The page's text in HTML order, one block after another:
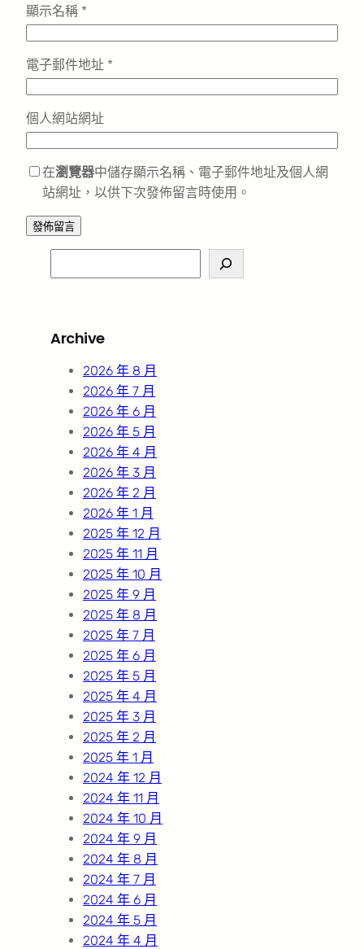
顯示名稱 *
電子郵件地址 *
個人網站網址
在瀏覽器中儲存顯示名稱、電子郵件地址及個人網
站網址，以供下次發佈留言時使用。
e
c
Archive
2026 年 8 月
2026 年 7 月
2026 年 6 月
2026 年 5 月
2026 年 4 月
2026 年 3 月
2026 年 2 月
2026 年 1 月
2025 年 12 月
2025 年 11 月
2025 年 10 月
2025 年 9 月
2025 年 8 月
2025 年 7 月
2025 年 6 月
2025 年 5 月
2025 年 4 月
2025 年 3 月
2025 年 2 月
2025 年 1 月
2024 年 12 月
2024 年 11 月
2024 年 10 月
2024 年 9 月
2024 年 8 月
2024 年 7 月
2024 年 6 月
2024 年 5 月
2024 年 4 月